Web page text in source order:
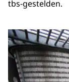
tbs-gestelden.